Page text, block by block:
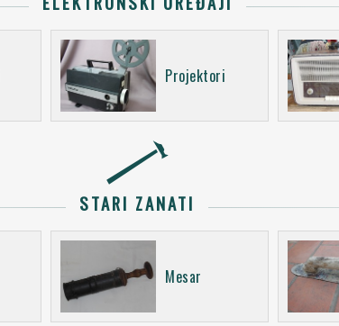
Projektori
STARI ZANATI
Mesar